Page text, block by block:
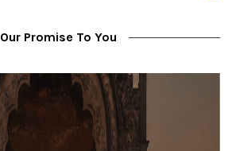
Our Promise To You